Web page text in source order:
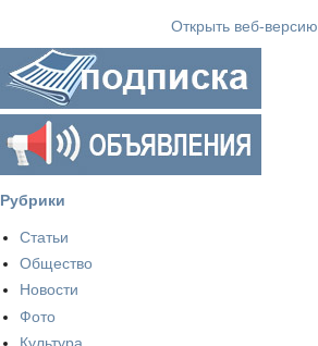
Открыть веб-версию
Рубрики
Статьи
Общество
Новости
Фото
Культура